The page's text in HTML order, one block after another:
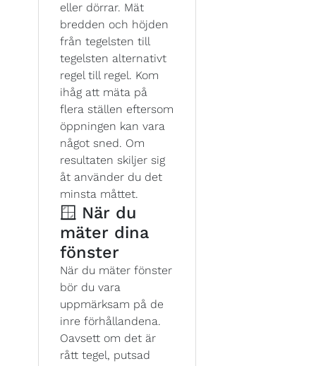
eller dörrar. Mät
bredden och höjden
från tegelsten till
tegelsten alternativt
regel till regel. Kom
ihåg att mäta på
flera ställen eftersom
öppningen kan vara
något sned. Om
resultaten skiljer sig
åt använder du det
minsta måttet.
🪟 När du
mäter dina
fönster
När du mäter fönster
bör du vara
uppmärksam på de
inre förhållandena.
Oavsett om det är
rått tegel, putsad